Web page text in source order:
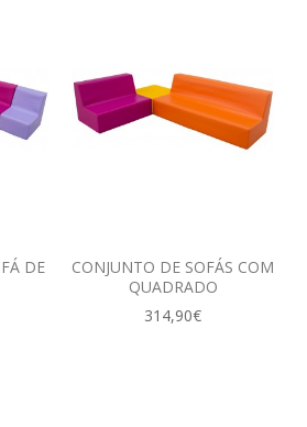
DE
CONJUNTO DE SOFÁS COM
QUADRADO
314,90€